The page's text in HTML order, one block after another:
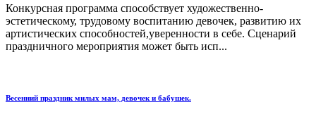
Конкурсная программа способствует художественно-
эстетическому, трудовому воспитанию девочек, развитию их
артистических способностей,уверенности в себе. Сценарий
праздничного мероприятия может быть исп...
Весенний праздник милых мам, девочек и бабушек.